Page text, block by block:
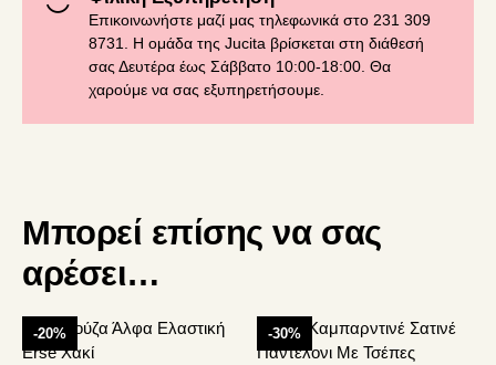
Επικοινωνήστε μαζί μας τηλεφωνικά στο 231 309
8731. Η ομάδα της Jucita βρίσκεται στη διάθεσή
σας Δευτέρα έως Σάββατο 10:00-18:00. Θα
χαρούμε να σας εξυπηρετήσουμε.
Μπορεί επίσης να σας
αρέσει…
-20%
Αυτό
το
-30%
Αυτό
το